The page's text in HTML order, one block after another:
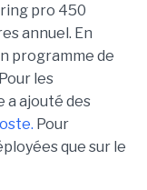
pro 450
annuel. En
programme de
les
a ajouté des
Pour
que sur le